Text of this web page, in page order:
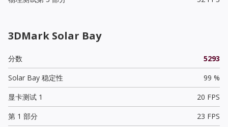
3DMark Solar Bay
分数
5293
Solar Bay 稳定性
99 %
显卡测试 1
20 FPS
第 1 部分
23 FPS